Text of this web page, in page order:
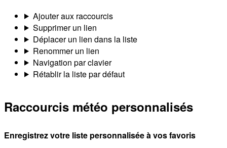
Ajouter aux raccourcis
Supprimer un lien
Déplacer un lien dans la liste
Renommer un lien
Navigation par clavier
Rétablir la liste par défaut
Raccourcis météo personnalisés
Enregistrez votre liste personnalisée à vos favoris